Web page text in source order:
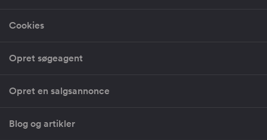
Cookies
Opret søgeagent
Opret en salgsannonce
Blog og artikler